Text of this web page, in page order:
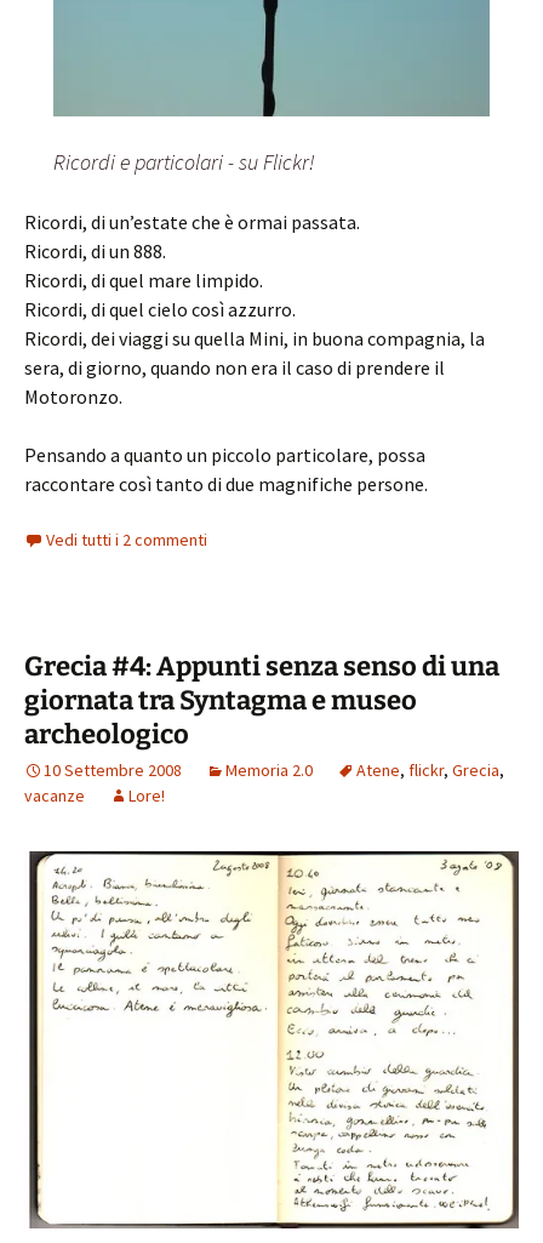
Ricordi e particolari - su Flickr!
Ricordi, di un’estate che è ormai passata.
Ricordi, di un 888.
Ricordi, di quel mare limpido.
Ricordi, di quel cielo così azzurro.
Ricordi, dei viaggi su quella Mini, in buona compagnia, la
sera, di giorno, quando non era il caso di prendere il
Motoronzo.
Pensando a quanto un piccolo particolare, possa
raccontare così tanto di due magnifiche persone.
Vedi tutti i 2 commenti
Grecia #4: Appunti senza senso di una
giornata tra Syntagma e museo
archeologico
10 Settembre 2008 Memoria 2.0 Atene, flickr, Grecia,
vacanze
Lore!